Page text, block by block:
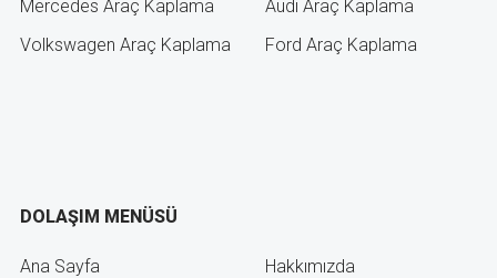
Mercedes Araç Kaplama
Audi Araç Kaplama
Volkswagen Araç Kaplama
Ford Araç Kaplama
DOLAŞIM MENÜSÜ
Ana Sayfa
Hakkımızda